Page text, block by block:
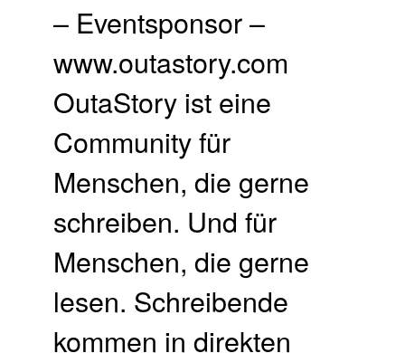
– Eventsponsor –
www.outastory.com
OutaStory ist eine
Community für
Menschen, die gerne
schreiben. Und für
Menschen, die gerne
lesen. Schreibende
kommen in direkten